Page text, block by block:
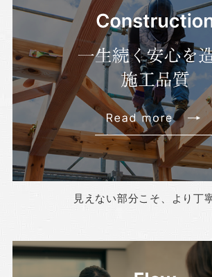
見えない部分こそ、より丁